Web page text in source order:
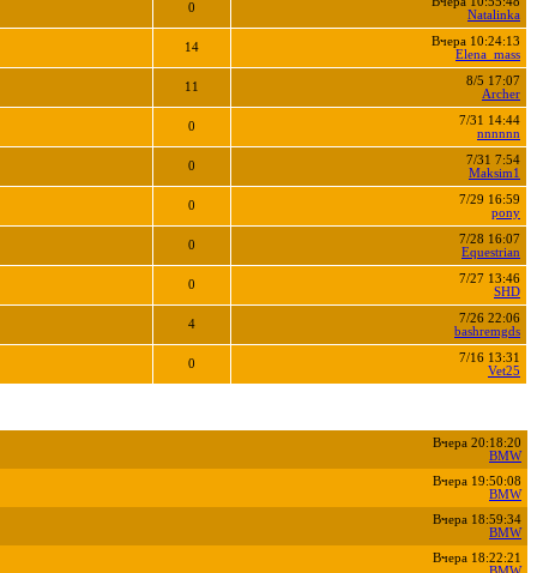
0
Natalinka
14
Вчера 10:24:13
Elena_mass
11
8/5 17:07
Archer
0
7/31 14:44
nnnnnn
0
7/31 7:54
Maksim1
0
7/29 16:59
pony
0
7/28 16:07
Equestrian
0
7/27 13:46
SHD
4
7/26 22:06
bashremgds
0
7/16 13:31
Vet25
Вчера 20:18:20
BMW
Вчера 19:50:08
BMW
Вчера 18:59:34
BMW
Вчера 18:22:21